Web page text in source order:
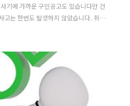
기에 가까운 구인공고도 있습니다만 건
고는 한번도 발생하지 않았습니다. 취업
는 알바사이트를 통해서 종종 발생하는
기업정보가 부실한 곳에 지원하실 때는
려보고 지원하시기 바랍니다. 구인공고
해도 될까?
223240655644 #구인공고 #기
잡코리아 #사람인 #구인구직사이트 #회